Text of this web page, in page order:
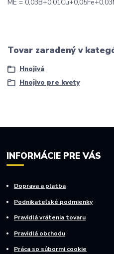
ME =
Tovar zaradený v
Hnojivá
Hnojivo pre kvety
INFORMÁCIE PRE VÁS
Doprava a platba
Podnikateľské podmienky
Pravidlá vrátenia tovaru
Pravidlá obchodu
Práca so súbormi cookie